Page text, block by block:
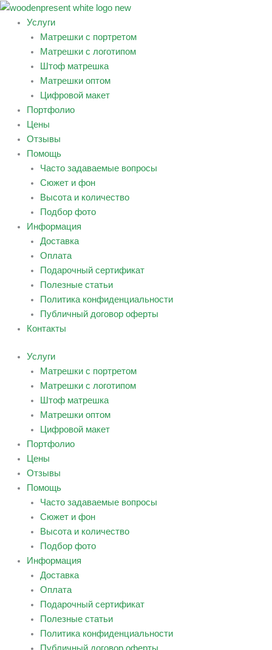
Перейти
содержимому
Услуги
Матрешки с портретом
Матрешки с логотипом
Штоф матрешка
Матрешки оптом
Цифровой макет
Портфолио
Цены
Отзывы
Помощь
Часто задаваемые вопросы
Сюжет и фон
Высота и количество
Подбор фото
Информация
Доставка
Оплата
Подарочный сертификат
Полезные статьи
Политика конфиденциальности
Публичный договор оферты
Контакты
Услуги
Матрешки с портретом
Матрешки с логотипом
Штоф матрешка
Матрешки оптом
Цифровой макет
Портфолио
Цены
Отзывы
Помощь
Часто задаваемые вопросы
Сюжет и фон
Высота и количество
Подбор фото
Информация
Доставка
Оплата
Подарочный сертификат
Полезные статьи
Политика конфиденциальности